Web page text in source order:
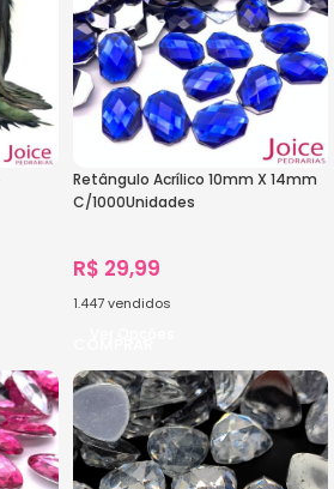
Retângulo Acrílico 10mm X 14mm
C/1000Unidades
R$ 29,99
1.447vendidos